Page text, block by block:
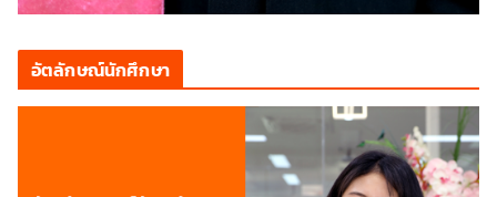
อัตลักษณ์นักศึกษา